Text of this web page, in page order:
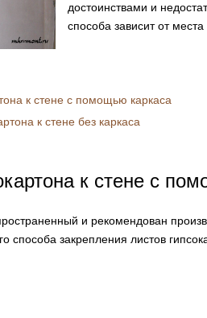
достоинствами и
способа зависит от
к стене с помощью каркаса
к стене без каркаса
к стене с
и рекомендован
способа закрепления листов